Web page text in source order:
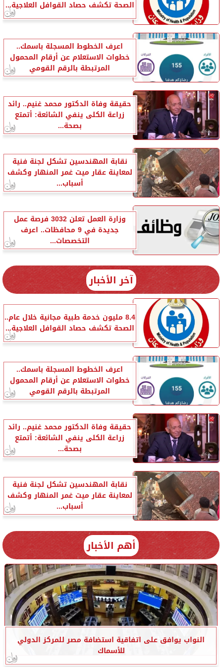
الصحة تكشف حصاد القوافل العلاجية...
اعرف الخطوط المسجلة باسمك..
خطوات الاستعلام عن أرقام المحمول
المرتبطة بالرقم القومي
حقيقة وفاة الدكتور محمد غنيم.. رائد
زراعة الكلى ينفي الشائعة: أتمتع
بصحة...
نقابة المهندسين تشكل لجنة فنية
لمعاينة عقار ميت غمر المنهار وكشف
أسباب...
وزارة العمل تعلن 3032 فرصة عمل
جديدة في 9 محافظات.. اعرف
التخصصات...
آخر الأخبار
8.4 مليون خدمة طبية مجانية خلال عام..
الصحة تكشف حصاد القوافل العلاجية...
اعرف الخطوط المسجلة باسمك..
خطوات الاستعلام عن أرقام المحمول
المرتبطة بالرقم القومي
حقيقة وفاة الدكتور محمد غنيم.. رائد
زراعة الكلى ينفي الشائعة: أتمتع
بصحة...
نقابة المهندسين تشكل لجنة فنية
لمعاينة عقار ميت غمر المنهار وكشف
أسباب...
أهم الأخبار
النواب يوافق على اتفاقية استضافة مصر للمركز الدولي
للأسماك